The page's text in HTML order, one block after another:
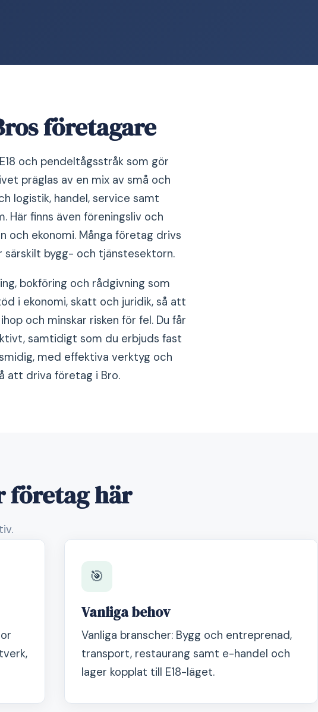
företagare
och pendeltågsstråk som gör
präglas av en mix av små och
logistik, handel, service samt
Här finns även föreningsliv och
ekonomi. Många företag drivs
särskilt bygg- och tjänstesektorn.
bokföring och rådgivning som
i ekonomi, skatt och juridik, så att
och minskar risken för fel. Du får
samtidigt som du erbjuds fast
med effektiva verktyg och
att driva företag i Bro.
företag här
🎯
Vanliga behov
Vanliga branscher: Bygg och entreprenad,
transport, restaurang samt e-handel och
lager kopplat till E18-läget.